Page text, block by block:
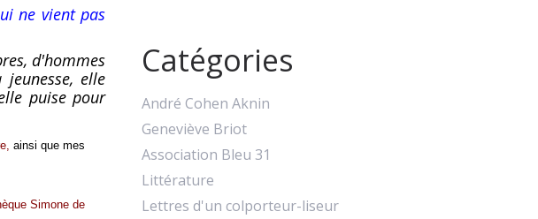
ne vient pas
d'hommes
elle
puise pour
ainsi que mes
Simone de
Catégories
André Cohen Aknin
Geneviève Briot
Association Bleu 31
Littérature
Lettres d'un colporteur-liseur